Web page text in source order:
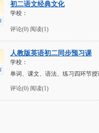
初二语文经典文化
学校：
评论(0) 阅读(1)
人教版英语初二同步预习课
学校：
单词、课文、语法、练习四环节
评论(0) 阅读(1)